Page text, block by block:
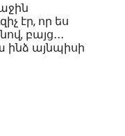
էր, որ ես
բայց․․․
ինձ այնպիսի